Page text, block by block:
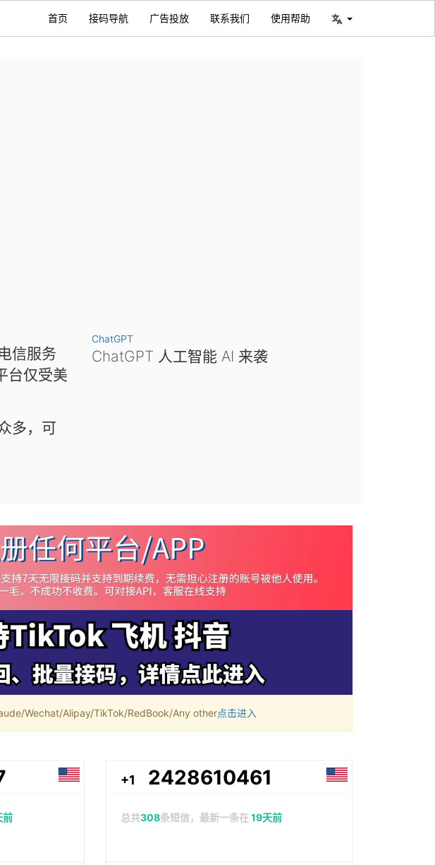
首页 接码导航 广告投放 联系我们 使用帮助
信服务
台仅受美
多，可
ChatGPT
ChatGPT 人工智能 AI 来袭
Wechat/Alipay/TikTok/RedBook/Any other点击进入
前
+1 2428610461
总共308条短信，最新一条在19天前